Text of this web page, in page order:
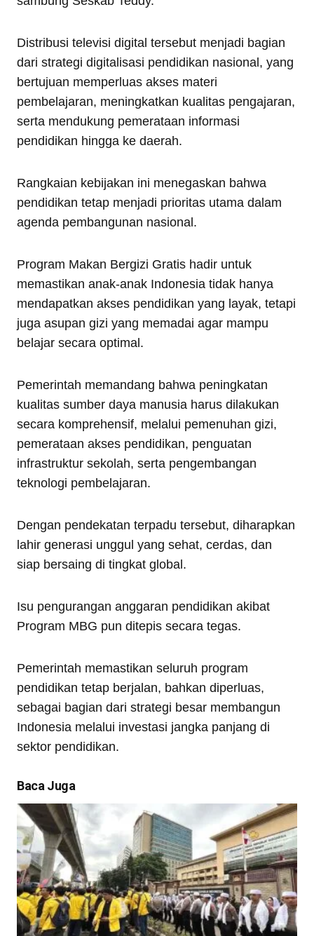
Distribusi televisi digital tersebut menjadi bagian
dari strategi digitalisasi pendidikan nasional, yang
bertujuan memperluas akses materi
pembelajaran, meningkatkan kualitas pengajaran,
serta mendukung pemerataan informasi
pendidikan hingga ke daerah.
Rangkaian kebijakan ini menegaskan bahwa
pendidikan tetap menjadi prioritas utama dalam
agenda pembangunan nasional.
Program Makan Bergizi Gratis hadir untuk
memastikan anak-anak Indonesia tidak hanya
mendapatkan akses pendidikan yang layak, tetapi
juga asupan gizi yang memadai agar mampu
belajar secara optimal.
Pemerintah memandang bahwa peningkatan
kualitas sumber daya manusia harus dilakukan
secara komprehensif, melalui pemenuhan gizi,
pemerataan akses pendidikan, penguatan
infrastruktur sekolah, serta pengembangan
teknologi pembelajaran.
Dengan pendekatan terpadu tersebut, diharapkan
lahir generasi unggul yang sehat, cerdas, dan
siap bersaing di tingkat global.
Isu pengurangan anggaran pendidikan akibat
Program MBG pun ditepis secara tegas.
Pemerintah memastikan seluruh program
pendidikan tetap berjalan, bahkan diperluas,
sebagai bagian dari strategi besar membangun
Indonesia melalui investasi jangka panjang di
sektor pendidikan.
Baca Juga